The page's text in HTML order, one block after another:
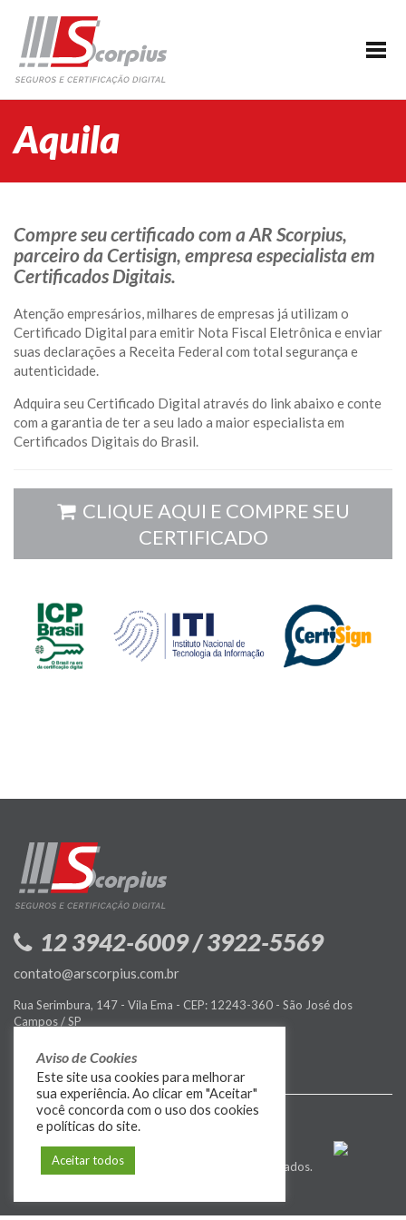
HOME
EMPRESA
AGENDAMENTO
SEGUROS
BLOG
SUPORTE/CONTATO
Aquila
Compre seu certificado com a AR Scorpius,
parceiro da Certisign, empresa especialista em
Certificados Digitais.
Atenção empresários, milhares de empresas já utilizam o
Certificado Digital para emitir Nota Fiscal Eletrônica e enviar
suas declarações a Receita Federal com total segurança e
autenticidade.
Adquira seu Certificado Digital através do link abaixo e conte
com a garantia de ter a seu lado a maior especialista em
Certificados Digitais do Brasil.
CLIQUE AQUI E COMPRE SEU
CERTIFICADO
12 3942-6009 / 3922-5569
contato@arscorpius.com.br
Rua Serimbura, 147 - Vila Ema - CEP: 12243-360 - São José dos
Campos / SP
Política de Privacidade
© 2009-2026 MIDIASIM . Todos os direitos reservados.
Aviso de Cookies
Este site usa cookies para melhorar
sua experiência. Ao clicar em "Aceitar"
você concorda com o uso dos cookies
e políticas do site.
Aceitar todos